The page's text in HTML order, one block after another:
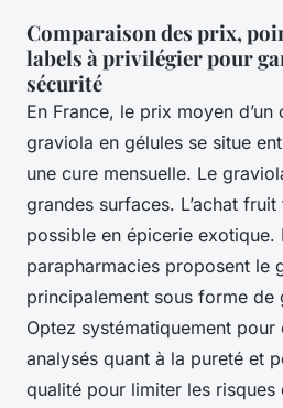
Comparaison des prix,
labels à privilégier pour
sécurité
En France, le prix moyen
graviola en gélules se situe
une cure mensuelle. Le
grandes surfaces. L’achat
possible en épicerie exotique.
parapharmacies proposent le
principalement sous forme de
Optez systématiquement
analysés quant à la pureté et
qualité pour limiter les